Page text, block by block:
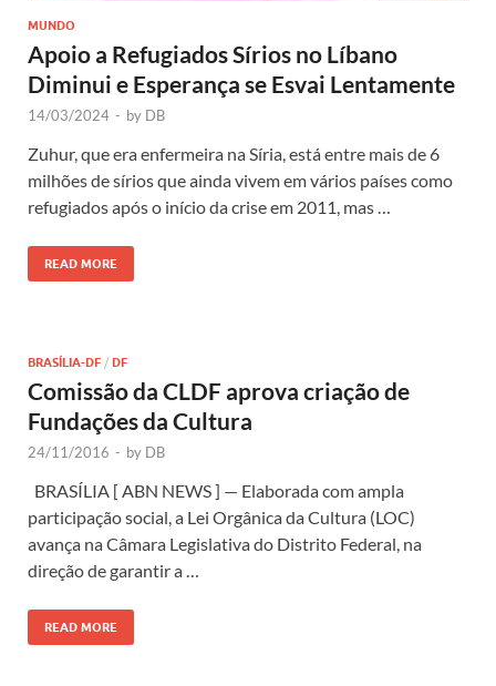
MUNDO
Apoio a Refugiados Sírios no Líbano
Diminui e Esperança se Esvai Lentamente
14/03/2024 - by DB
Zuhur, que era enfermeira na Síria, está entre mais de 6
milhões de sírios que ainda vivem em vários países como
refugiados após o início da crise em 2011, mas …
READ MORE
BRASÍLIA-DF / DF
Comissão da CLDF aprova criação de
Fundações da Cultura
24/11/2016 - by DB
BRASÍLIA [ ABN NEWS ] — Elaborada com ampla
participação social, a Lei Orgânica da Cultura (LOC)
avança na Câmara Legislativa do Distrito Federal, na
direção de garantir a …
READ MORE